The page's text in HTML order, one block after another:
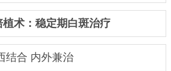
术：稳定期白斑治疗
结合 内外兼治